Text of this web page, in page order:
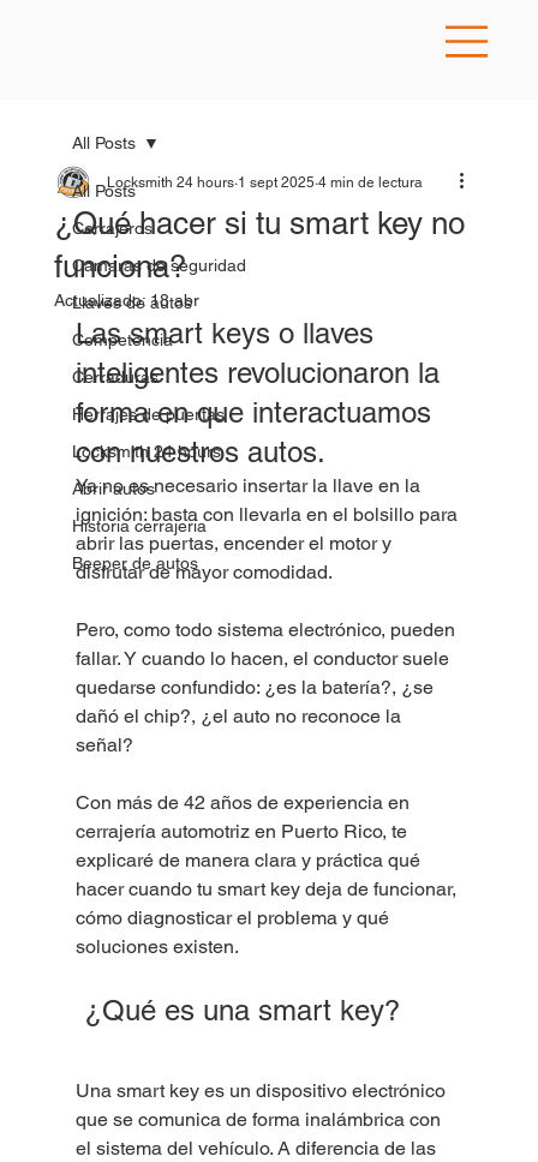
All Posts
Cerrajeros
Camaras de seguridad
Llaves de autos
Competencia
Cerraduras
Herrajes de puertas
Locksmith 24 hours
Abrir autos
Historia cerrajeria
Beeper de autos
All Posts
¿Qué hacer si tu smart key no
funciona?
Locksmith 24 hours 1 sept 2025 4 min de lectura
Actualizado: 18 abr
Las smart keys o llaves
inteligentes revolucionaron la
forma en que interactuamos
con nuestros autos.
Ya no es necesario insertar la llave en la
ignición: basta con llevarla en el bolsillo para
abrir las puertas, encender el motor y
disfrutar de mayor comodidad.
Pero, como todo sistema electrónico, pueden
fallar. Y cuando lo hacen, el conductor suele
quedarse confundido: ¿es la batería?, ¿se
dañó el chip?, ¿el auto no reconoce la
señal?
Con más de 42 años de experiencia en
cerrajería automotriz en Puerto Rico, te
explicaré de manera clara y práctica qué
hacer cuando tu smart key deja de funcionar,
cómo diagnosticar el problema y qué
soluciones existen.
¿Qué es una smart key?
Una smart key es un dispositivo electrónico
que se comunica de forma inalámbrica con
el sistema del vehículo. A diferencia de las